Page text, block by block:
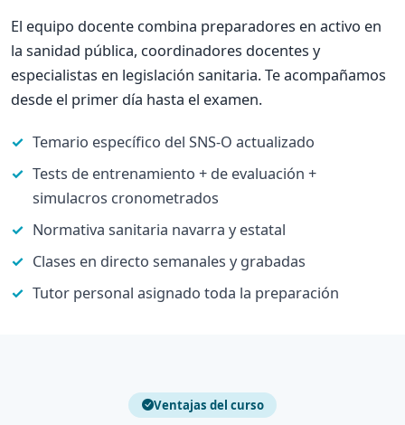
El equipo docente combina preparadores en activo en
la sanidad pública, coordinadores docentes y
especialistas en legislación sanitaria. Te acompañamos
desde el primer día hasta el examen.
Temario específico del SNS-O actualizado
Tests de entrenamiento + de evaluación +
simulacros cronometrados
Normativa sanitaria navarra y estatal
Clases en directo semanales y grabadas
Tutor personal asignado toda la preparación
Ventajas del curso